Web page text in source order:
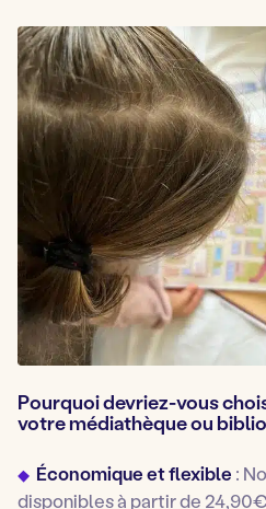
Pourquoi devriez-vous
votre médiathèque ou
Économique et flexible :
disponibles à partir de